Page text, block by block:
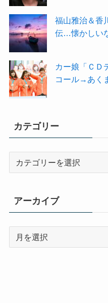
福山雅治＆香
伝…懐かしい
カー娘「ＣＤ
コール→あく
カテゴリー
リ
ー
アーカイブ